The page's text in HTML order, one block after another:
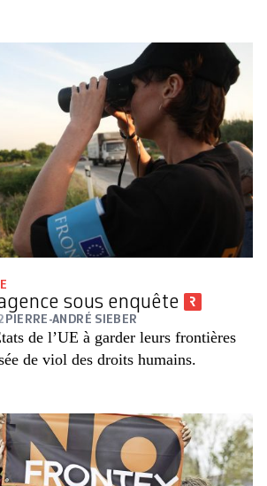
sous enquête
PIERRE-ANDRÉ SIEBER
de l’UE à garder leurs frontières
de viol des droits humains.